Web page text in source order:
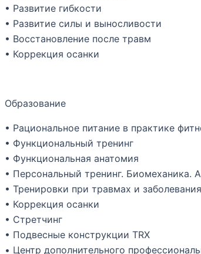
• Развитие гибкости
• Развитие силы и выносливости
• Восстановление после травм
• Коррекция осанки
Образование
• Рациональное питание в практике
• Функциональный тренинг
• Функциональная анатомия
• Персональный тренинг. Биомеханика.
• Тренировки при травмах и
• Коррекция осанки
• Стретчинг
• Подвесные конструкции TRX
• Центр дополнительного